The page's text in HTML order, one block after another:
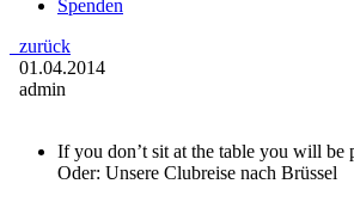
Spenden
zurück
01.04.2014
admin
If you don’t sit at the table you will be
Oder: Unsere Clubreise nach Brüssel